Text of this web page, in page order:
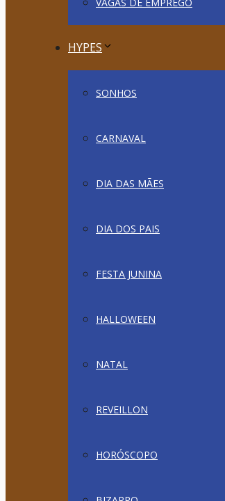
HYPES
SONHOS
CARNAVAL
DIA DAS MÃES
DIA DOS PAIS
FESTA JUNINA
HALLOWEEN
NATAL
REVEILLON
HORÓSCOPO